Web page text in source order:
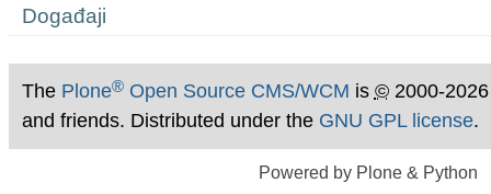
Događaji
The Plone®Open Source CMS/WCM is ©2000-
and friends. Distributed under the GNU GPL license.
Powered by Plone & Python